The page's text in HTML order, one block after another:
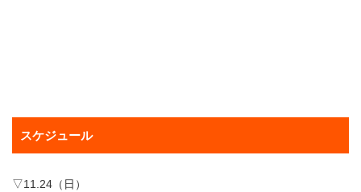
スケジュール
▽11.24（日）